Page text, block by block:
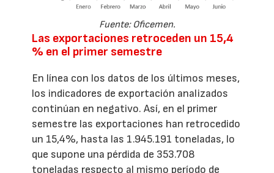
Fuente: Oficemen.
Las exportaciones retroceden un 15,4
% en el primer semestre
En línea con los datos de los últimos meses,
los indicadores de exportación analizados
continúan en negativo. Así, en el primer
semestre las exportaciones han retrocedido
un 15,4%, hasta las 1.945.191 toneladas, lo
que supone una pérdida de 353.708
toneladas respecto al mismo período de